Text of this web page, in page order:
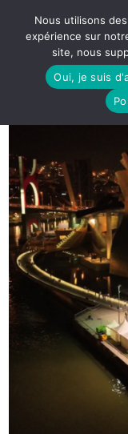
Nous utilisons
expérience sur
site, nous
Oui, je suis